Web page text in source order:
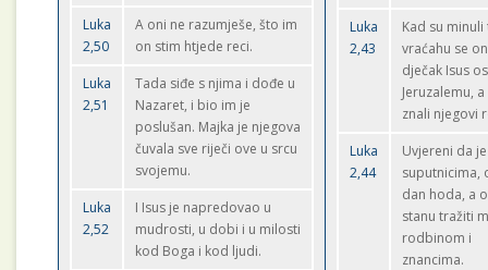
Luka
2,50
A oni ne razumješe, što im
on stim htjede reci.
Luka
2,51
Tada siđe s njima i dođe u
Nazaret, i bio im je
poslušan. Majka je njegova
čuvala sve riječi ove u srcu
svojemu.
Luka
2,52
I Isus je napredovao u
mudrosti, u dobi i u milosti
kod Boga i kod ljudi.
Luka
2,43
Kad su
vraćahu se
dječak Isus
Jeruzalemu,
znali njegovi
Luka
2,44
Uvjereni da
suputnicima,
dan hoda, a
stanu tražiti
rodbinom i
znancima.